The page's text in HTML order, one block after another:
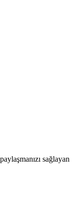
sağlayan